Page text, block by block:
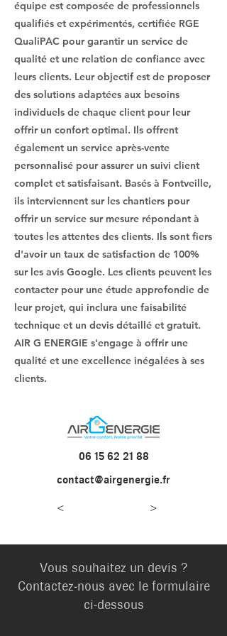
équipe est composée de professionnels
qualifiés et expérimentés, certifiée RGE
QualiPAC pour garantir un service de
qualité et une relation de confiance avec
leurs clients. Leur objectif est de proposer
des solutions adaptées aux besoins
individuels de chaque client pour leur
offrir un confort optimal. Ils offrent
également un service après-vente
personnalisé pour assurer un suivi client
complet et satisfaisant. Basés à Fontveille,
ils interviennent sur les chantiers pour
offrir un service sur mesure répondant à
toutes les attentes des clients. Ils sont fiers
d'avoir un taux de satisfaction de 100%
sur les avis Google. Les clients peuvent les
contacter pour une étude approfondie de
leur projet, qui inclura une faisabilité
technique et un devis détaillé et gratuit.
AIR G ENERGIE s'engage à offrir une
qualité et une excellence inégalées à ses
clients.
06 15 62 21 88
contact@airgenergie.fr
< >
Vous souhaitez un devis ?
Contactez-nous avec le formulaire
ci-dessous